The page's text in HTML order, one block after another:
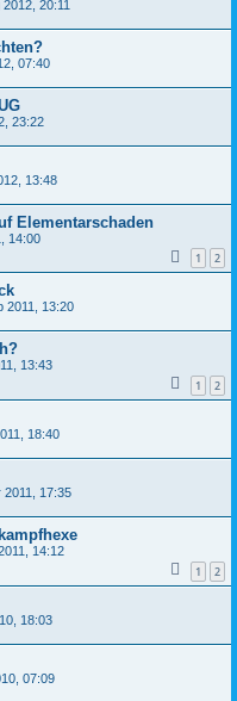
20:11
07:40
23:22
13:48
Elementarschaden
14:00
1 2
2011, 13:20
13:43
1 2
18:40
2011, 17:35
14:12
1 2
18:03
07:09